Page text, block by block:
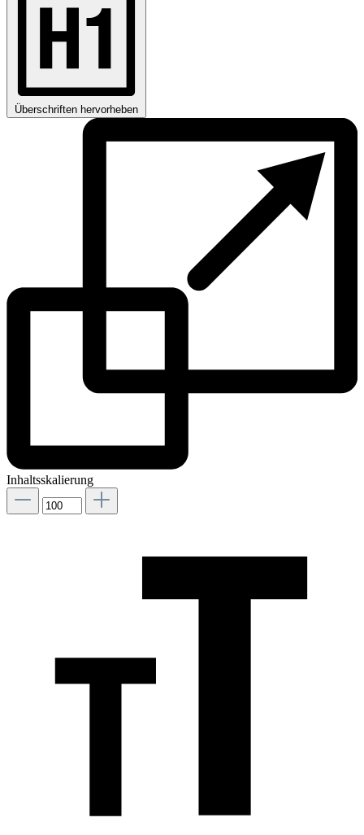
Überschriften hervorheben
Inhaltsskalierung